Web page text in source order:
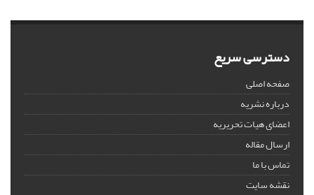
دسترسی سریع
صفحه اصلی
درباره نشریه
اعضای هیات تحریریه
ارسال مقاله
تماس با ما
نقشه سایت